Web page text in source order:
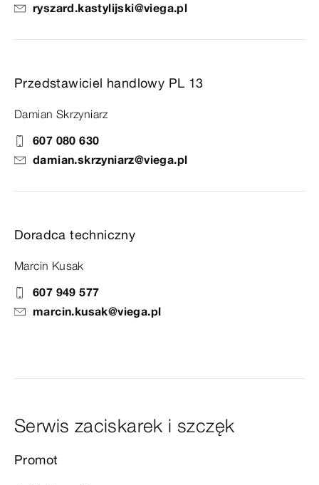
ryszard.kastylijski@viega.pl
Przedstawiciel handlowy PL 13
Damian Skrzyniarz
607 080 630
damian.skrzyniarz@viega.pl
Doradca techniczny
Marcin Kusak
607 949 577
marcin.kusak@viega.pl
Serwis zaciskarek i szczęk
Promot